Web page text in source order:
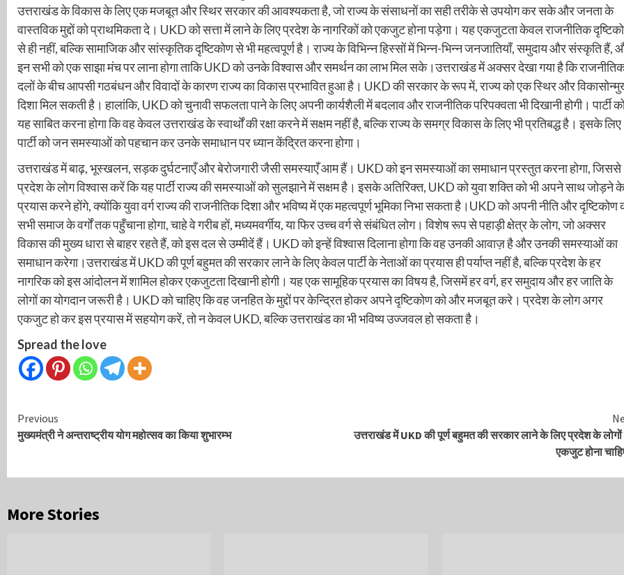
उत्तराखंड के विकास के लिए एक मजबूत और स्थिर सरकार की आवश्यकता है, जो राज्य के संसाधनों का सही तरीके से उपयोग कर सके और जनता के
वास्तविक मुद्दों को प्राथमिकता दे। UKD को सत्ता में लाने के लिए प्रदेश के नागरिकों को एकजुट होना पड़ेगा। यह एकजुटता केवल राजनीतिक
से ही नहीं, बल्कि सामाजिक और सांस्कृतिक दृष्टिकोण से भी महत्वपूर्ण है। राज्य के विभिन्न हिस्सों में भिन्न-भिन्न जनजातियाँ, समुदाय और संस्कृति हैं,
इन सभी को एक साझा मंच पर लाना होगा ताकि UKD को उनके विश्वास और समर्थन का लाभ मिल सके।उत्तराखंड में अक्सर देखा गया है कि
दलों के बीच आपसी गठबंधन और विवादों के कारण राज्य का विकास प्रभावित हुआ है। UKD की सरकार के रूप में, राज्य को एक स्थिर और
दिशा मिल सकती है। हालांकि, UKD को चुनावी सफलता पाने के लिए अपनी कार्यशैली में बदलाव और राजनीतिक परिपक्वता भी दिखानी होगी। पार्टी
यह साबित करना होगा कि वह केवल उत्तराखंड के स्वार्थों की रक्षा करने में सक्षम नहीं है, बल्कि राज्य के समग्र विकास के लिए भी प्रतिबद्ध है। इसके लिए
पार्टी को जन समस्याओं को पहचान कर उनके समाधान पर ध्यान केंद्रित करना होगा।
उत्तराखंड में बाढ़, भूस्खलन, सड़क दुर्घटनाएँ और बेरोजगारी जैसी समस्याएँ आम हैं। UKD को इन समस्याओं का समाधान प्रस्तुत करना होगा, जिससे
प्रदेश के लोग विश्वास करें कि यह पार्टी राज्य की समस्याओं को सुलझाने में सक्षम है। इसके अतिरिक्त, UKD को युवा शक्ति को भी अपने साथ जोड़ने के
प्रयास करने होंगे, क्योंकि युवा वर्ग राज्य की राजनीतिक दिशा और भविष्य में एक महत्वपूर्ण भूमिका निभा सकता है।UKD को अपनी नीति और दृष्टिकोण
सभी समाज के वर्गों तक पहुँचाना होगा, चाहे वे गरीब हों, मध्यमवर्गीय, या फिर उच्च वर्ग से संबंधित लोग। विशेष रूप से पहाड़ी क्षेत्र के लोग, जो अक्सर
विकास की मुख्य धारा से बाहर रहते हैं, को इस दल से उम्मीदें हैं। UKD को इन्हें विश्वास दिलाना होगा कि वह उनकी आवाज़ है और उनकी समस्याओं का
समाधान करेगा।उत्तराखंड में UKD की पूर्ण बहुमत की सरकार लाने के लिए केवल पार्टी के नेताओं का प्रयास ही पर्याप्त नहीं है, बल्कि प्रदेश के हर
नागरिक को इस आंदोलन में शामिल होकर एकजुटता दिखानी होगी। यह एक सामूहिक प्रयास का विषय है, जिसमें हर वर्ग, हर समुदाय और हर जाति के
लोगों का योगदान जरूरी है। UKD को चाहिए कि वह जनहित के मुद्दों पर केन्द्रित होकर अपने दृष्टिकोण को और मजबूत करे। प्रदेश के लोग अगर
एकजुट हो कर इस प्रयास में सहयोग करें, तो न केवल UKD, बल्कि उत्तराखंड का भी भविष्य उज्जवल हो सकता है।
Spread the love
Continue
Reading
Previous
मुख्यमंत्री ने अन्तराष्ट्रीय योग महोत्सव का किया शुभारम्भ
उत्तराखंड में UKD की पूर्ण बहुमत की सरकार लाने के लिए प्रदेश के
एकजुट होना
More Stories